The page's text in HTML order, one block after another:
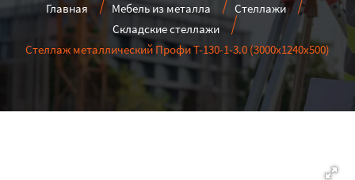
Главная Мебель из металла
Стеллажи
Складские стеллажи
Стеллаж металлический Профи Т-130-1-3.0 (3000х1240х500)